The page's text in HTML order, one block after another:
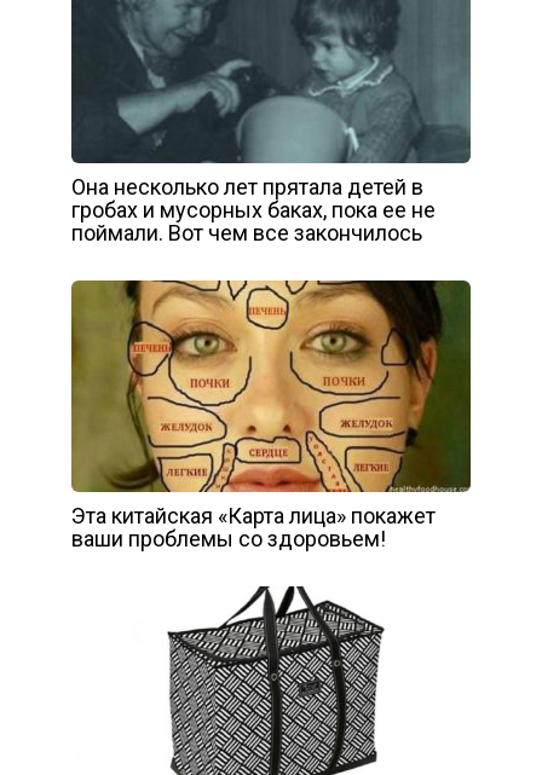
Она несколько лет прятала детей в
гробах и мусорных баках, пока ее не
поймали. Вот чем все закончилось
Эта китайская «Карта лица» покажет
ваши проблемы со здоровьем!